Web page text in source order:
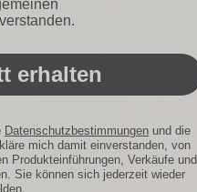
erhalten
Datenschutzbestimmungen und die
mich damit einverstanden, von
Produkteinführungen, Verkäufe und
Sie können sich jederzeit wieder